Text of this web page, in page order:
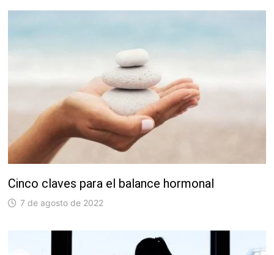
Cinco claves para el balance hormonal
7 de agosto de 2022